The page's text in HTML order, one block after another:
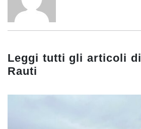
Leggi tutti gli articoli di
Rauti